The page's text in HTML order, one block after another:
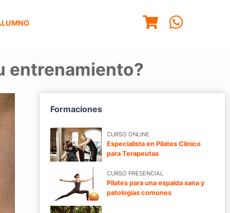
entrenamiento?
Formaciones
CURSO ONLINE
Especialista en Pilates Clínico
para Terapeutas
CURSO PRESENCIAL
Pilates para una espalda sana y
patologías comunes